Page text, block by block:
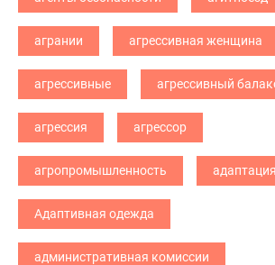
агрании агрессивная женщина
агрессивные агрессивный
агрессия агрессор
агропромышленность адаптация
Адаптивная одежда
административная комиссии